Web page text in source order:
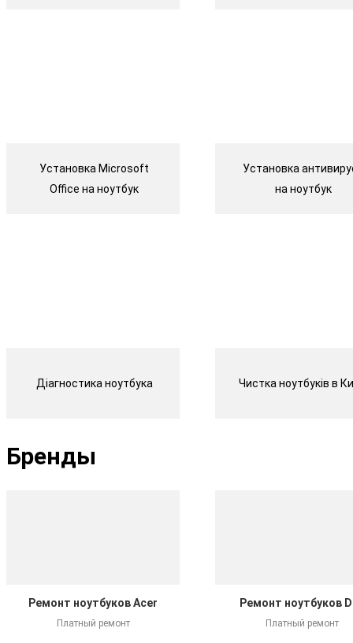
Установка Microsoft
Office на ноутбук
Установка
на ноутбук
Діагностика ноутбука Чистка ноутбуків в
Бренды
Ремонт ноутбуков Acer
Платный ремонт
Ремонт ноутбуков
Платный ремонт